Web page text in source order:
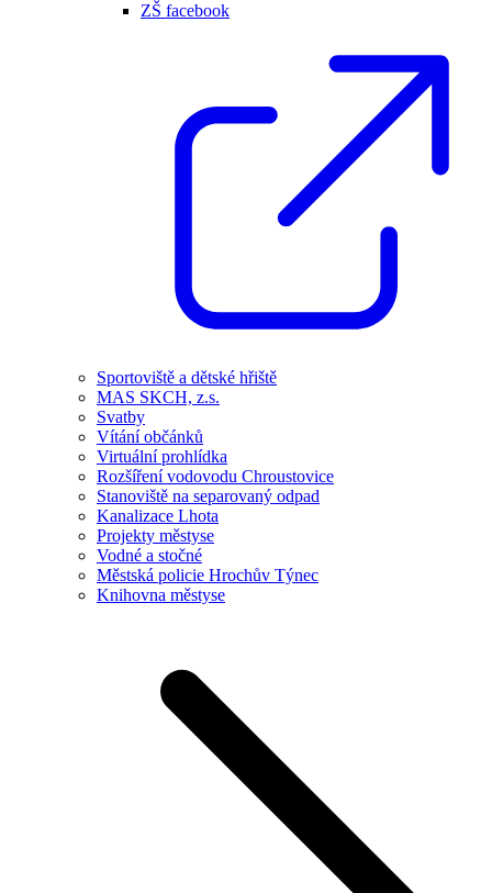
ZŠ facebook
Sportoviště a dětské hřiště
MAS SKCH, z.s.
Svatby
Vítání občánků
Virtuální prohlídka
Rozšíření vodovodu Chroustovice
Stanoviště na separovaný odpad
Kanalizace Lhota
Projekty městyse
Vodné a stočné
Městská policie Hrochův Týnec
Knihovna městyse